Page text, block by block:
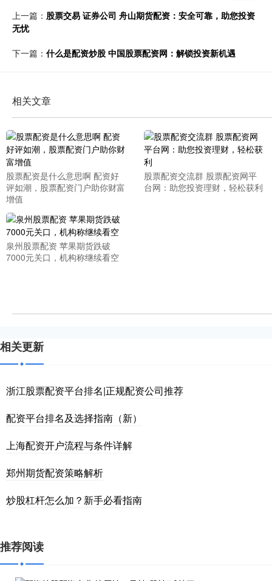
上一篇： 股票交易 证券公司 舟山期货配资：安全可靠，助您投资
无忧
下一篇： 什么是配资炒股 中国股票配资网：解锁投资新机遇
相关文章
股票配资是什么意思啊 配资好
评如潮，股票配资门户助你财富
增值
股票配资交流群 股票配资网平
台网：助您投资理财，轻松获利
泉州股票配资 苹果期货跌破
7000元关口，机构称继续看空
相关更新
浙江股票配资平台排名|正规配资公司推荐
配资平台排名及选择指南（新）
上海配资开户流程与条件详解
郑州期货配资策略解析
炒股杠杆怎么加？新手必看指南
推荐阅读